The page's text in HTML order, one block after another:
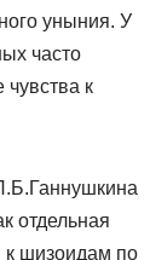
уныния. У
часто
к
отдельная
к шизоидам по